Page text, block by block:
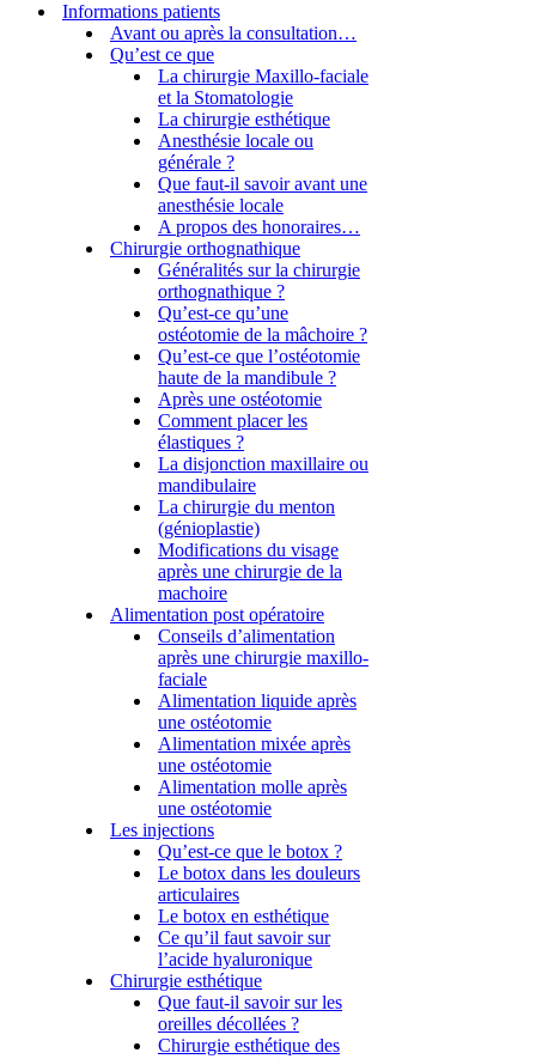
Informations patients
Avant ou après la consultation…
Qu’est ce que
La chirurgie Maxillo-faciale
et la Stomatologie
La chirurgie esthétique
Anesthésie locale ou
générale ?
Que faut-il savoir avant une
anesthésie locale
A propos des honoraires…
Chirurgie orthognathique
Généralités sur la chirurgie
orthognathique ?
Qu’est-ce qu’une
ostéotomie de la mâchoire ?
Qu’est-ce que l’ostéotomie
haute de la mandibule ?
Après une ostéotomie
Comment placer les
élastiques ?
La disjonction maxillaire ou
mandibulaire
La chirurgie du menton
(génioplastie)
Modifications du visage
après une chirurgie de la
machoire
Alimentation post opératoire
Conseils d’alimentation
après une chirurgie maxillo-
faciale
Alimentation liquide après
une ostéotomie
Alimentation mixée après
une ostéotomie
Alimentation molle après
une ostéotomie
Les injections
Qu’est-ce que le botox ?
Le botox dans les douleurs
articulaires
Le botox en esthétique
Ce qu’il faut savoir sur
l’acide hyaluronique
Chirurgie esthétique
Que faut-il savoir sur les
oreilles décollées ?
Chirurgie esthétique des